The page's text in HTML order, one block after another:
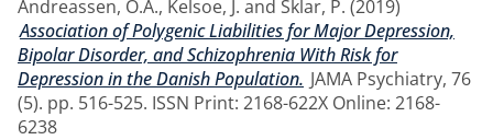
Andreassen, O.A., Kelsoe, J. and Sklar, P. (2019)
Association of Polygenic Liabilities for Major Depression,
Bipolar Disorder, and Schizophrenia With Risk for
Depression in the Danish Population. JAMA Psychiatry, 76
(5). pp. 516-525. ISSN Print: 2168-622X Online: 2168-
6238